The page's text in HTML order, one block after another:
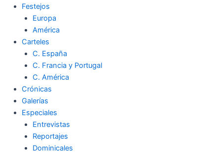
Festejos
Europa
América
Carteles
C. España
C. Francia y Portugal
C. América
Crónicas
Galerías
Especiales
Entrevistas
Reportajes
Dominicales